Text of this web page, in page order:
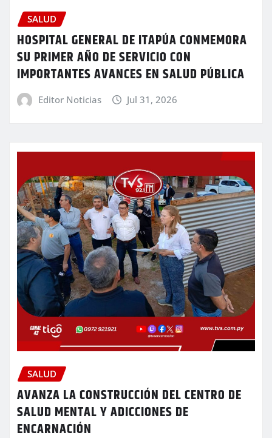
SALUD
HOSPITAL GENERAL DE ITAPÚA CONMEMORA
SU PRIMER AÑO DE SERVICIO CON
IMPORTANTES AVANCES EN SALUD PÚBLICA
Editor Noticias Jul 31, 2026
SALUD
AVANZA LA CONSTRUCCIÓN DEL CENTRO DE
SALUD MENTAL Y ADICCIONES DE
ENCARNACIÓN